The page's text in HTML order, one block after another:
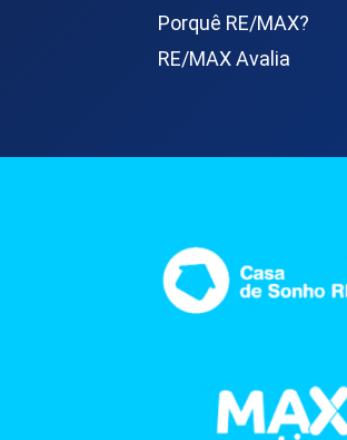
Porquê RE/MAX?
RE/MAX Avalia